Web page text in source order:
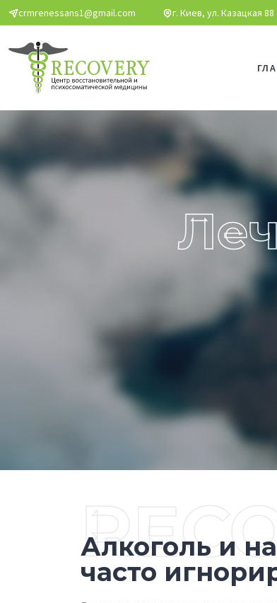
Перейти к основному содержанию
crmrenessans1@gmail.com г. Киев, ул. Казацкая 88
Алкоголь и
часто